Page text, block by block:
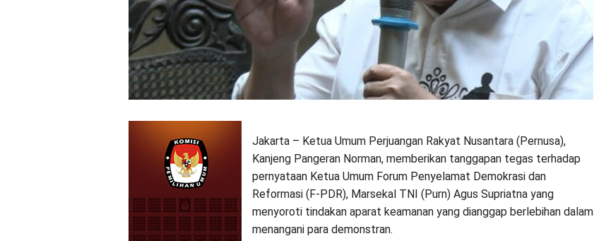
Jakarta – Ketua Umum Perjuangan Rakyat Nusantara (Pernusa),
Kanjeng Pangeran Norman, memberikan tanggapan tegas terhadap
pernyataan Ketua Umum Forum Penyelamat Demokrasi dan
Reformasi (F-PDR), Marsekal TNI (Purn) Agus Supriatna yang
menyoroti tindakan aparat keamanan yang dianggap berlebihan dalam
menangani para demonstran.